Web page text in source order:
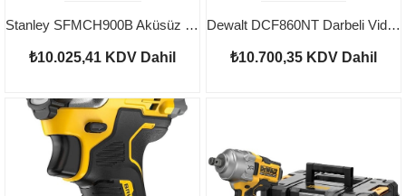
Stanley SFMCH900B Aküsüz V20 Kırıcı Delici
₺10.025,41 KDV Dahil
Dewalt DCF860NT Darbeli Vidalama Kömürsüz Aküsüz
₺10.700,35 KDV Dahil